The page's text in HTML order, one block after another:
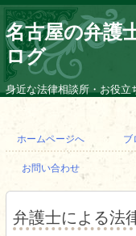
名古屋の弁護
ログ
身近な法律相談所・お役立
ホームページへ ブ
お問い合わせ
弁護士による法